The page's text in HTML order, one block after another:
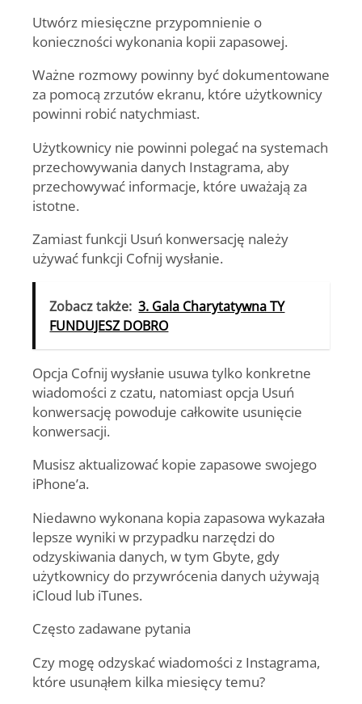
Utwórz miesięczne przypomnienie o
konieczności wykonania kopii zapasowej.
Ważne rozmowy powinny być dokumentowane
za pomocą zrzutów ekranu, które użytkownicy
powinni robić natychmiast.
Użytkownicy nie powinni polegać na systemach
przechowywania danych Instagrama, aby
przechowywać informacje, które uważają za
istotne.
Zamiast funkcji Usuń konwersację należy
używać funkcji Cofnij wysłanie.
Zobacz także: 3. Gala Charytatywna TY
FUNDUJESZ DOBRO
Opcja Cofnij wysłanie usuwa tylko konkretne
wiadomości z czatu, natomiast opcja Usuń
konwersację powoduje całkowite usunięcie
konwersacji.
Musisz aktualizować kopie zapasowe swojego
iPhone’a.
Niedawno wykonana kopia zapasowa wykazała
lepsze wyniki w przypadku narzędzi do
odzyskiwania danych, w tym Gbyte, gdy
użytkownicy do przywrócenia danych używają
iCloud lub iTunes.
Często zadawane pytania
Czy mogę odzyskać wiadomości z Instagrama,
które usunąłem kilka miesięcy temu?